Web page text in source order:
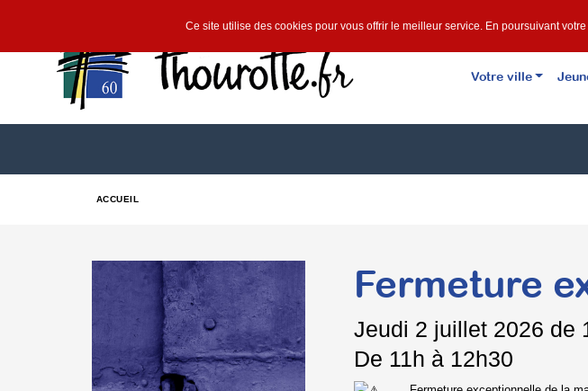
Votre ville
ACCUEIL
Fermeture
Jeudi 2 juillet 2026 de
De 11h à 12h30
Ce site utilise des cookies pour vous offrir le meilleur service. En poursuivant